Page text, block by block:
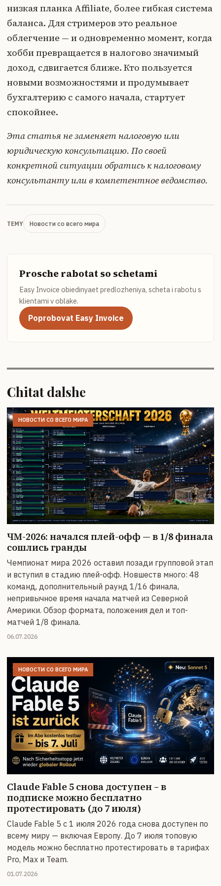
низкая планка Affiliate, более гибкая система
баланса. Для стримеров это реальное
облегчение — и одновременно момент, когда
хобби превращается в налогово значимый
доход, сдвигается ближе. Кто пользуется
новыми возможностями и продумывает
бухгалтерию с самого начала, стартует
спокойнее.
Эта статья не заменяет налоговую или
юридическую консультацию. По своей
конкретной ситуации обратись к налоговому
консультанту или в компетентное ведомство.
TEMY Новости со всего мира
Prosche rabotat so schetami
Easy Invoice obiedinyaet predlozheniya, scheta i rabotu s
klientami v oblake.
Poprobovat Easy Invoice
Chitat dalshe
НОВОСТИ СО ВСЕГО МИРА
ЧМ-2026: начался плей-офф — в 1/8 финала
сошлись гранды
Чемпионат мира 2026 оставил позади групповой этап
и вступил в стадию плей-офф. Новшеств много: 48
команд, дополнительный раунд 1/16 финала,
непривычное время начала матчей из Северной
Америки. Обзор формата, положения дел и топ-
матчей 1/8 финала.
06.07.2026
НОВОСТИ СО ВСЕГО МИРА
Claude Fable 5 снова доступен – в
подписке можно бесплатно
протестировать (до 7 июля)
Claude Fable 5 с 1 июля 2026 года снова доступен по
всему миру — включая Европу. До 7 июля топовую
модель можно бесплатно протестировать в тарифах
Pro, Max и Team.
01.07.2026